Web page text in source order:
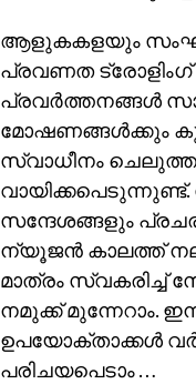
ആളുകകളയും
പ്രവണത ട്രോളിംഗ്
പ്രവർത്തനങ്ങൾ
മോഷണങ്ങൾക്കും
സ്വാധീനം
സന്ദേശങ്ങളും
ന്യൂജൻ കാലത്ത്
മാത്രം
നമുക്ക് മുന്നേറാം.
ഉപയോക്താക്കൾ
പരിചയപെടാം …